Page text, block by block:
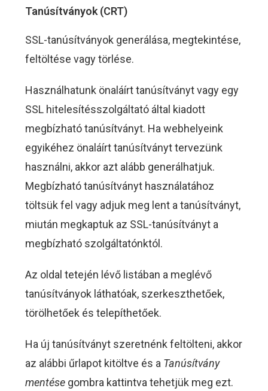
Tanúsítványok (CRT)
SSL-tanúsítványok generálása, megtekintése,
feltöltése vagy törlése.
Használhatunk önaláírt tanúsítványt vagy egy
SSL hitelesítésszolgáltató által kiadott
megbízható tanúsítványt. Ha webhelyeink
egyikéhez önaláírt tanúsítványt tervezünk
használni, akkor azt alább generálhatjuk.
Megbízható tanúsítványt használatához
töltsük fel vagy adjuk meg lent a tanúsítványt,
miután megkaptuk az SSL-tanúsítványt a
megbízható szolgáltatónktól.
Az oldal tetején lévő listában a meglévő
tanúsítványok láthatóak, szerkeszthetőek,
törölhetőek és telepíthetőek.
Ha új tanúsítványt szeretnénk feltölteni, akkor
az alábbi űrlapot kitöltve és a Tanúsítvány
mentése gombra kattintva tehetjük meg ezt.